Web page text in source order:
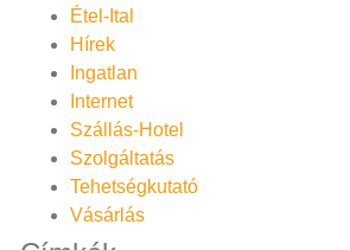
Étel-Ital
Hírek
Ingatlan
Internet
Szállás-Hotel
Szolgáltatás
Tehetségkutató
Vásárlás